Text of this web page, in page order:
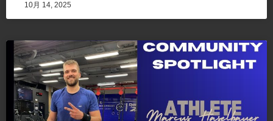
10月 14, 2025